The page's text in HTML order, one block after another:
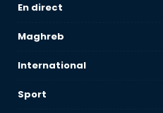
En direct
Maghreb
International
Sport